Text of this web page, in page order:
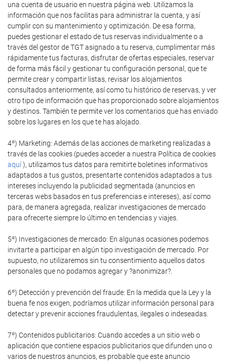
una cuenta de usuario en nuestra página web. Utilizamos la
información que nos facilitas para administrar la cuenta, y así
cumplir con su mantenimiento y optimización. De esa forma,
puedes gestionar el estado de tus reservas individualmente o a
través del gestor de TGT asignado a tu reserva, cumplimentar más
rápidamente tus facturas, disfrutar de ofertas especiales, reservar
de forma más fácil y gestionar tu configuración personal, que te
permite crear y compartir listas, revisar los alojamientos
consultados anteriormente, así como tu histórico de reservas, y ver
otro tipo de información que has proporcionado sobre alojamientos
y destinos. También te permite ver los comentarios que has enviado
sobre los lugares en los que te has alojado.
4º) Marketing: Además de las acciones de marketing realizadas a
través de las cookies (puedes acceder a nuestra Política de cookies
aquí), utilizamos tus datos para remitirte boletines informativos
adaptados a tus gustos, presentarte contenidos adaptados a tus
intereses incluyendo la publicidad segmentada (anuncios en
terceras webs basados en tus preferencias e intereses), así como
para, de manera agregada, realizar investigaciones de mercado
para ofrecerte siempre lo último en tendencias y viajes.
5º) Investigaciones de mercado: En algunas ocasiones podemos
invitarte a participar en algún tipo investigación de mercado. Por
supuesto, no utilizaremos sin tu consentimiento aquellos datos
personales que no podamos agregar y ?anonimizar?.
6º) Detección y prevención del fraude: En la medida que la Ley y la
buena fe nos exigen, podríamos utilizar información personal para
detectar y prevenir acciones fraudulentas, ilegales o indeseadas.
7º) Contenidos publicitarios: Cuando accedes a un sitio web o
aplicación que contiene espacios publicitarios que difunden uno o
varios de nuestros anuncios, es probable que este anuncio